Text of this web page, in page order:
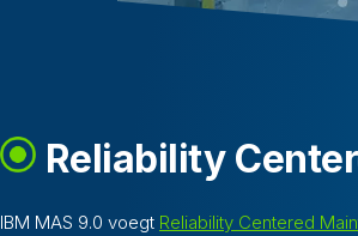
Reliability
IBM MAS 9.0 voegt Reliability Centered